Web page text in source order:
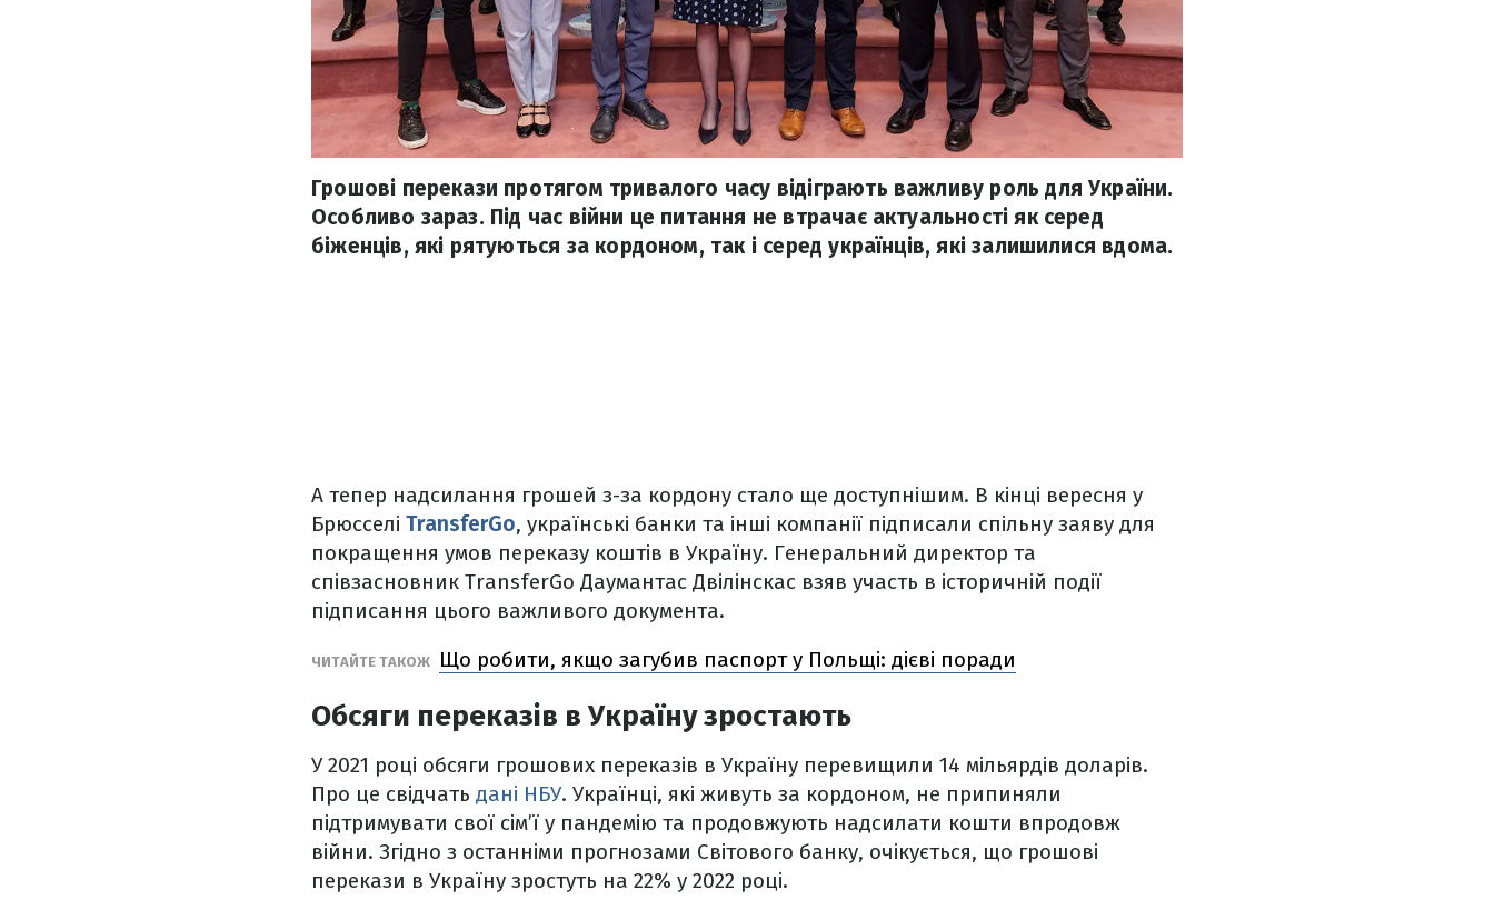
Грошові перекази протягом тривалого часу відіграють важливу роль для України.
Особливо зараз. Під час війни це питання не втрачає актуальності як серед
біженців, які рятуються за кордоном, так і серед українців, які залишилися вдома.
А тепер надсилання грошей з-за кордону стало ще доступнішим. В кінці вересня у
Брюсселі TransferGo, українські банки та інші компанії підписали спільну заяву для
покращення умов переказу коштів в Україну. Генеральний директор та
співзасновник TransferGo Даумантас Двілінскас взяв участь в історичній події
підписання цього важливого документа.
ЧИТАЙТЕ ТАКОЖ Що робити, якщо загубив паспорт у Польщі: дієві поради
Обсяги переказів в Україну зростають
У 2021 році обсяги грошових переказів в Україну перевищили 14 мільярдів доларів.
Про це свідчать дані НБУ. Українці, які живуть за кордоном, не припиняли
підтримувати свої сім’ї у пандемію та продовжують надсилати кошти впродовж
війни. Згідно з останніми прогнозами Світового банку, очікується, що грошові
перекази в Україну зростуть на 22% у 2022 році.